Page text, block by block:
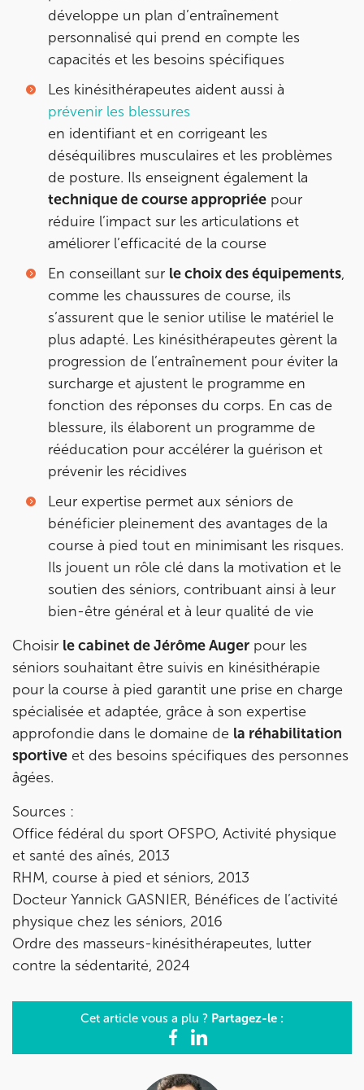
développe un plan d’entraînement
personnalisé qui prend en compte les
capacités et les besoins spécifiques
Les kinésithérapeutes aident aussi à
prévenir les blessures
en identifiant et en corrigeant les
déséquilibres musculaires et les problèmes
de posture. Ils enseignent également la
technique de course appropriée pour
réduire l’impact sur les articulations et
améliorer l’efficacité de la course
En conseillant sur le choix des équipements,
comme les chaussures de course, ils
s’assurent que le senior utilise le matériel le
plus adapté. Les kinésithérapeutes gèrent la
progression de l’entraînement pour éviter la
surcharge et ajustent le programme en
fonction des réponses du corps. En cas de
blessure, ils élaborent un programme de
rééducation pour accélérer la guérison et
prévenir les récidives
Leur expertise permet aux séniors de
bénéficier pleinement des avantages de la
course à pied tout en minimisant les risques.
Ils jouent un rôle clé dans la motivation et le
soutien des séniors, contribuant ainsi à leur
bien-être général et à leur qualité de vie
Choisir le cabinet de Jérôme Auger pour les
séniors souhaitant être suivis en kinésithérapie
pour la course à pied garantit une prise en charge
spécialisée et adaptée, grâce à son expertise
approfondie dans le domaine de la réhabilitation
sportive et des besoins spécifiques des personnes
âgées.
Sources :
Office fédéral du sport OFSPO, Activité physique
et santé des aînés, 2013
RHM, course à pied et séniors, 2013
Docteur Yannick GASNIER, Bénéfices de l’activité
physique chez les séniors, 2016
Ordre des masseurs-kinésithérapeutes, lutter
contre la sédentarité, 2024
Cet article vous a plu ? Partagez-le :
Prenez RDV sur
Prenez RDV sur
KOSS PARIS 8
74 Bd Haussmann 75008 Paris
74 Bd Haussmann 75008 Paris
01 44 71 93 74
Prenez RDV sur
Prenez RDV sur
IK MORANGIS
85 Av. de Balzac 91420 Morangis
85 Av. de Balzac 91420 Morangis
01 64 48 35 84
Prenez RDV sur
Prenez RDV sur
8 Rue de Paris 92190 Meudon
8 Rue de Paris 92190 Meudon
01 40 95 01 09
Prenez RDV sur
Prenez RDV sur